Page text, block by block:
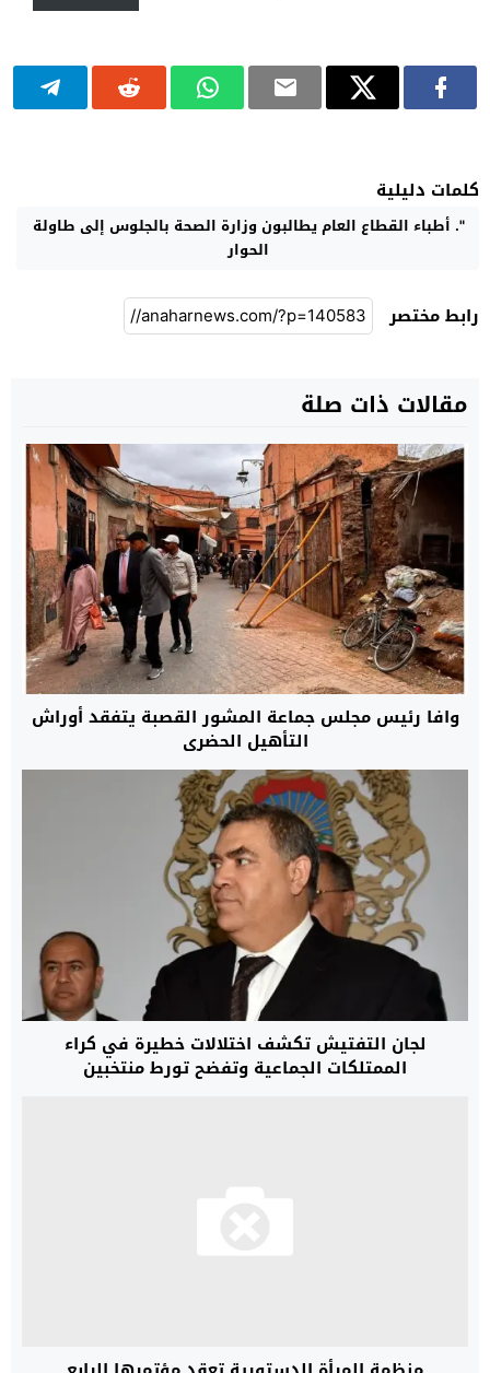
كلمات دليلية
". أطباء القطاع العام يطالبون وزارة الصحة بالجلوس إلى طاولة
الحوار
رابط مختصر
مقالات ذات صلة
وافا رئيس مجلس جماعة المشور القصبة يتفقد أوراش
التأهيل الحضري
لجان التفتيش تكشف اختلالات خطيرة في كراء
الممتلكات الجماعية وتفضح تورط منتخبين